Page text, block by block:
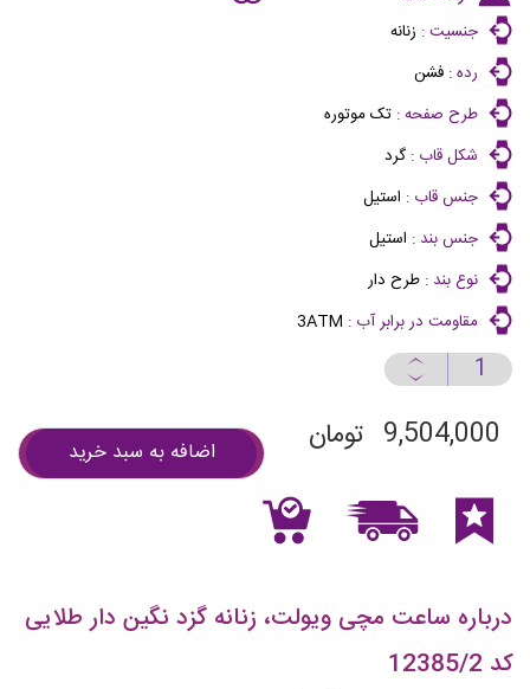
جنسیت : زنانه
رده : فشن
طرح صفحه : تک موتوره
شکل قاب :گرد
جنس قاب : استیل
جنس بند : استیل
نوع بند : طرح دار
مقاومت در برابر آب : 3ATM
9,504,000 تومان اضافه به سبد خرید
درباره ساعت مچی ویولت، زنانه گزد نگین دار طلایی
کد 12385/2